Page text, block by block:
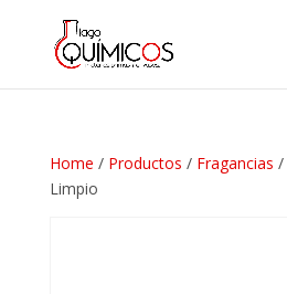
Home / Productos / Fragancias /
Limpio